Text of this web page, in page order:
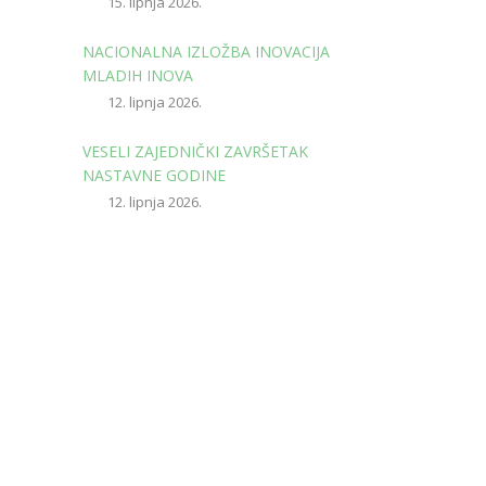
NACIONALNA IZLOŽBA INOVACIJA
MLADIH INOVA
12. lipnja 2026.
VESELI ZAJEDNIČKI ZAVRŠETAK
NASTAVNE GODINE
12. lipnja 2026.